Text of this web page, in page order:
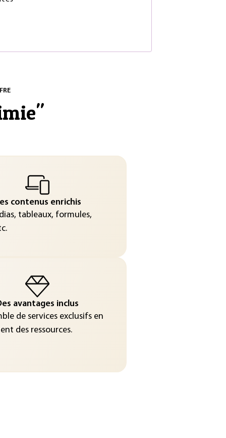
"
contenus enrichis
tableaux, formules,
avantages inclus
de services exclusifs en
des ressources.